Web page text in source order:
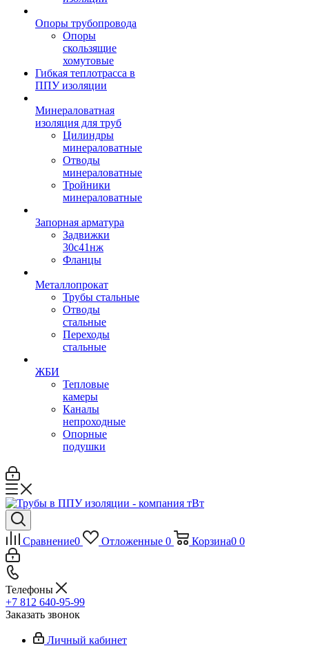
Опоры трубопровода
Опоры
скользящие
хомутовые
Гибкая теплотрасса в
ППУ изоляции
Минераловатная
изоляция для труб
Цилиндры
минераловатные
Отводы
минераловатные
Тройники
минераловатные
Запорная арматура
Задвижки
30с41нж
Фланцы
Металлопрокат
Трубы стальные
Отводы
стальные
Переходы
стальные
ЖБИ
Тепловые
камеры
Каналы
непроходные
Опорные
подушки
Сравнение0 Отложенные 0 Корзина0 0
Телефоны
+7 812 640-95-99
Заказать звонок
Личный кабинет